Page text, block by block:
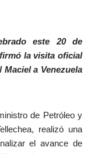
este 20 de
la visita oficial
a Venezuela
de Petróleo y
realizó una
el avance de